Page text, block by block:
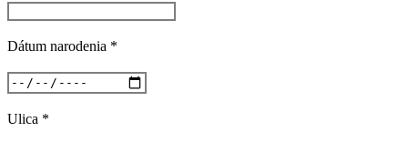
Dátum narodenia *
Ulica *